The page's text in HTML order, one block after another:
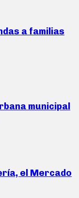
a familias
municipal
el Mercado